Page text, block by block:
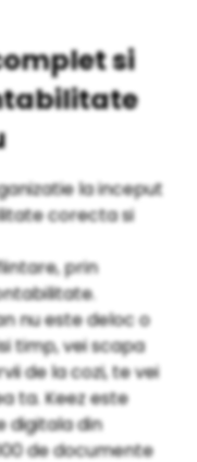
si
la inceput
corecta si
prin
nu este deloc o
timp, vei scapa
de la cozi, te vei
ta. Keez este
digitala din
de documente